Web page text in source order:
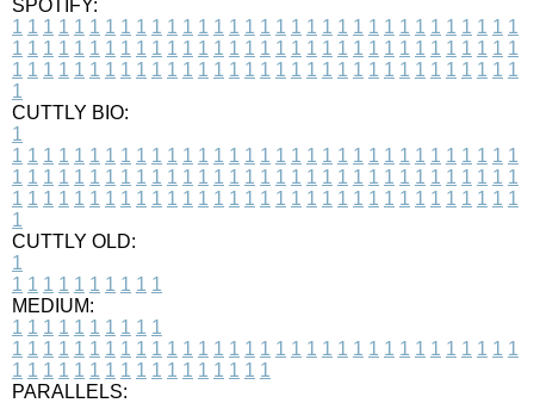
SPOTIFY:
1 1 1 1 1 1 1 1 1 1 1 1 1 1 1 1 1 1 1 1 1 1 1 1 1 1 1 1 1 1 1 1 1
1 1 1 1 1 1 1 1 1 1 1 1 1 1 1 1 1 1 1 1 1 1 1 1 1 1 1 1 1 1 1 1 1
1 1 1 1 1 1 1 1 1 1 1 1 1 1 1 1 1 1 1 1 1 1 1 1 1 1 1 1 1 1 1 1 1
1
CUTTLY BIO:
1
1 1 1 1 1 1 1 1 1 1 1 1 1 1 1 1 1 1 1 1 1 1 1 1 1 1 1 1 1 1 1 1 1
1 1 1 1 1 1 1 1 1 1 1 1 1 1 1 1 1 1 1 1 1 1 1 1 1 1 1 1 1 1 1 1 1
1 1 1 1 1 1 1 1 1 1 1 1 1 1 1 1 1 1 1 1 1 1 1 1 1 1 1 1 1 1 1 1 1
1
CUTTLY OLD:
1
1 1 1 1 1 1 1 1 1 1
MEDIUM:
1 1 1 1 1 1 1 1 1 1
1 1 1 1 1 1 1 1 1 1 1 1 1 1 1 1 1 1 1 1 1 1 1 1 1 1 1 1 1 1 1 1 1
1 1 1 1 1 1 1 1 1 1 1 1 1 1 1 1 1
PARALLELS: